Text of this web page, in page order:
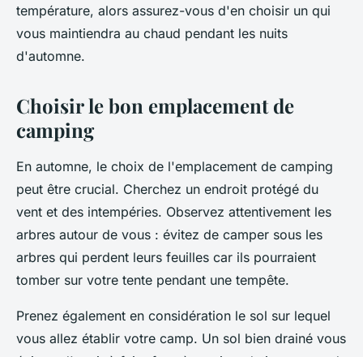
température, alors assurez-vous d'en choisir un qui
vous maintiendra au chaud pendant les nuits
d'automne.
Choisir le bon emplacement de
camping
En automne, le choix de l'emplacement de camping
peut être crucial. Cherchez un endroit protégé du
vent et des intempéries. Observez attentivement les
arbres autour de vous : évitez de camper sous les
arbres qui perdent leurs feuilles car ils pourraient
tomber sur votre tente pendant une tempête.
Prenez également en considération le sol sur lequel
vous allez établir votre camp. Un sol bien drainé vous